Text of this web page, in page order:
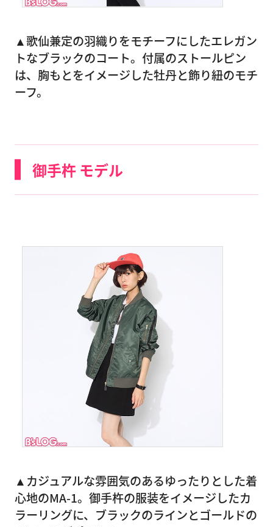
▲歌仙兼定の羽織りをモチーフにしたエレガン
トなブラックのコート。付属のストールピン
は、胸もとをイメージした牡丹と飾り紐のモチ
ーフ。
御手杵 モデル
▲ カジュアルな雰囲気のあるゆったりとした着
心地のMA-1。御手杵の服装をイメージしたカ
ラーリングに、ブラックのラインとゴールドの